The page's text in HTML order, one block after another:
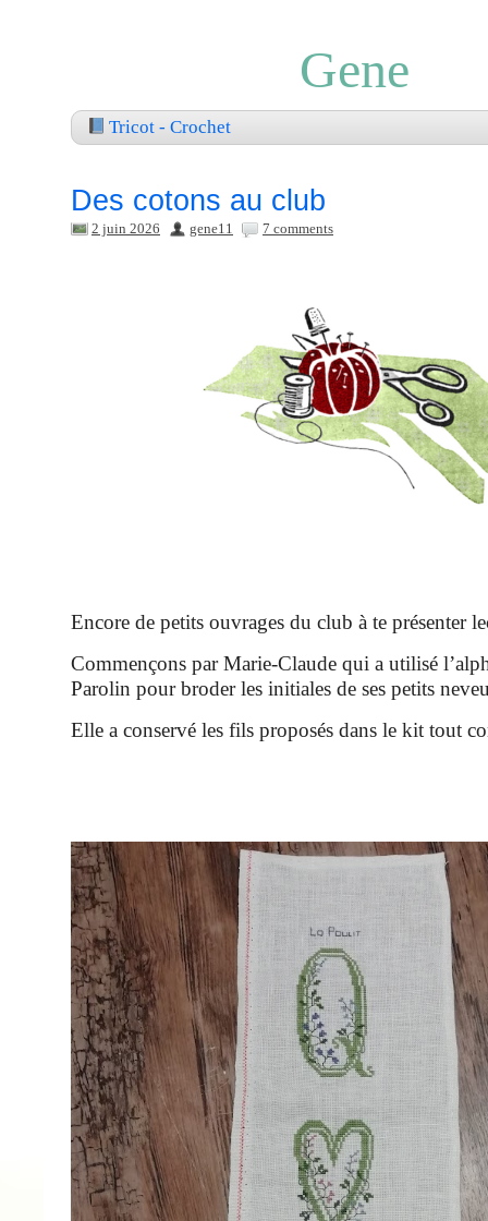
Gene
Tricot - Crochet
Des cotons au club
2 juin 2026 gene11 7 comments
Encore de petits ouvrages du club à te présenter
Commençons par Marie-Claude qui a utilisé
Parolin pour broder les initiales de ses petits
Elle a conservé les fils proposés dans le kit tout